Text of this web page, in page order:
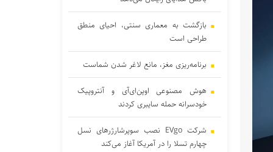
بازگشت به معماری سنتی، احیای منطق
طراحی است
برنامه‌ریزی مغز، مانع لاغر شدن‌ شماست
هوش مصنوعی اوپن‌ای‌آی و آنتروپیک
خودسرانه حمله سایبری کردند
شرکت EVgo نصب سوپرشارژرهای نسل
چهارم تسلا را در آمریکا آغاز می‌کند